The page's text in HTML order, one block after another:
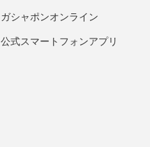
ガシャポンオンライン
公式スマートフォンアプリ